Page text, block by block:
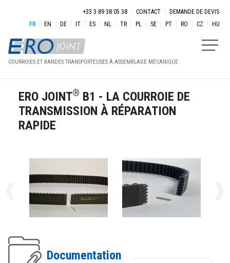
Menu secondaire
+33 3 89 38 05 38 CONTACT
DEMANDE DE DEVIS
FR
EN DE IT ES NL TR PL SE PT RO CZ HU
COURROIES ET BANDES TRANSPORTEUSES À ASSEMBLAGE MÉCANIQUE
ERO JOINT® B1 - LA COURROIE DE
TRANSMISSION À RÉPARATION
RAPIDE
Documentation